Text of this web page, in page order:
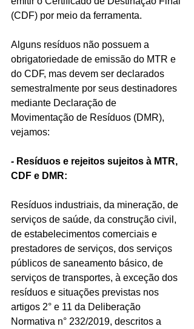
(CDF) por meio da ferramenta.
Alguns resíduos não possuem a
obrigatoriedade de emissão do MTR e
do CDF, mas devem ser declarados
semestralmente por seus destinadores
mediante Declaração de
Movimentação de Resíduos (DMR),
vejamos:
- Resíduos e rejeitos sujeitos à MTR,
CDF e DMR:
Resíduos industriais, da mineração, de
serviços de saúde, da construção civil,
de estabelecimentos comerciais e
prestadores de serviços, dos serviços
públicos de saneamento básico, de
serviços de transportes, à exceção dos
resíduos e situações previstas nos
artigos 2° e 11 da Deliberação
Normativa n° 232/2019, descritos a